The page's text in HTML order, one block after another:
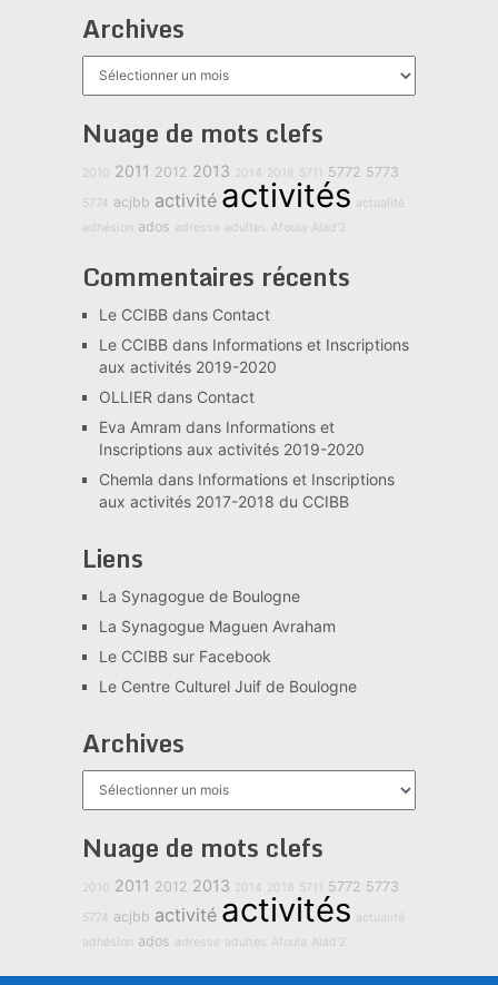
Archives
Archives
Nuage de mots clefs
2010 2011 2012 2013 2014 2018 5711 5772 5773
5774 acjbb activité activités actualité
adhésion ados adresse adultes Afoula Alad'2
Commentaires récents
Le CCIBBdans Contact
Le CCIBBdans Informations et Inscriptions
aux activités 2019-2020
OLLIER dans Contact
Eva Amram dans Informations et
Inscriptions aux activités 2019-2020
Chemla dans Informations et Inscriptions
aux activités 2017-2018 du CCIBB
Liens
La Synagogue de Boulogne
La Synagogue Maguen Avraham
Le CCIBB sur Facebook
Le Centre Culturel Juif de Boulogne
Archives
Archives
Nuage de mots clefs
2010 2011 2012 2013 2014 2018 5711 5772 5773
5774 acjbb activité activités actualité
adhésion ados adresse adultes Afoula Alad'2